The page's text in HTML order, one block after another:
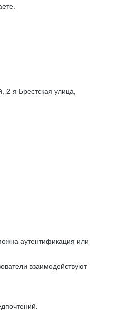
2-я Брестская улица,
аутентификация или
взаимодействуют